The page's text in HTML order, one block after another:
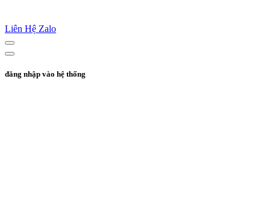
Liên Hệ Zalo
đăng nhập vào hệ thống